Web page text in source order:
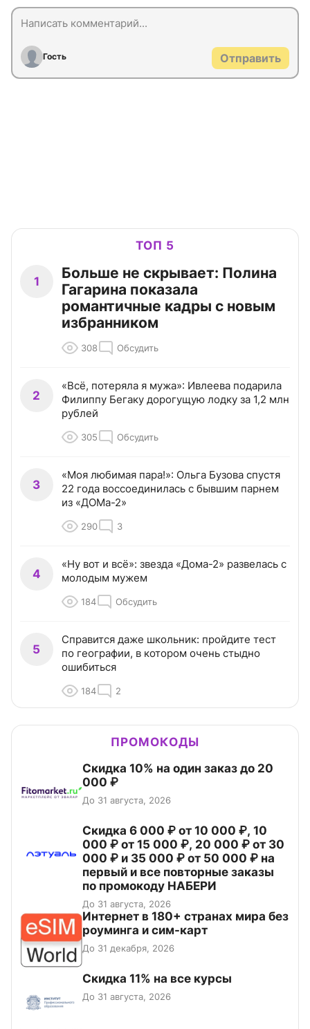
Гость Отправить
ТОП 5
1
Больше не скрывает: Полина
Гагарина показала
романтичные кадры с новым
избранником
308 Обсудить
2
«Всё, потеряла я мужа»: Ивлеева подарила
Филиппу Бегаку дорогущую лодку за 1,2 млн
рублей
305 Обсудить
3
«Моя любимая пара!»: Ольга Бузова спустя
22 года воссоединилась с бывшим парнем
из «ДОМа-2»
290 3
4
«Ну вот и всё»: звезда «Дома-2» развелась с
молодым мужем
184 Обсудить
5
Справится даже школьник: пройдите тест
по географии, в котором очень стыдно
ошибиться
184 2
ПРОМОКОДЫ
Скидка 10% на один заказ до 20
000 ₽
До 31 августа, 2026
Скидка 6 000 ₽ от 10 000 ₽, 10
000 ₽ от 15 000 ₽, 20 000 ₽ от 30
000 ₽ и 35 000 ₽ от 50 000 ₽ на
первый и все повторные заказы
по промокоду НАБЕРИ
До 31 августа, 2026
Интернет в 180+ странах мира без
роуминга и сим-карт
До 31 декабря, 2026
Скидка 11% на все курсы
До 31 августа, 2026